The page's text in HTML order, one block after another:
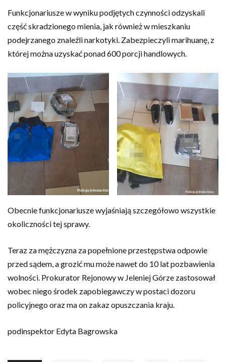
Funkcjonariusze w wyniku podjętych czynności odzyskali
część skradzionego mienia, jak również w mieszkaniu
podejrzanego znaleźli narkotyki. Zabezpieczyli marihuanę, z
której można uzyskać ponad 600 porcji handlowych.
Obecnie funkcjonariusze wyjaśniają szczegółowo wszystkie
okoliczności tej sprawy.
Teraz za mężczyzna za popełnione przestępstwa odpowie
przed sądem, a grozić mu może nawet do 10 lat pozbawienia
wolności. Prokurator Rejonowy w Jeleniej Górze zastosował
wobec niego środek zapobiegawczy w postaci dozoru
policyjnego oraz ma on zakaz opuszczania kraju.
podinspektor Edyta Bagrowska